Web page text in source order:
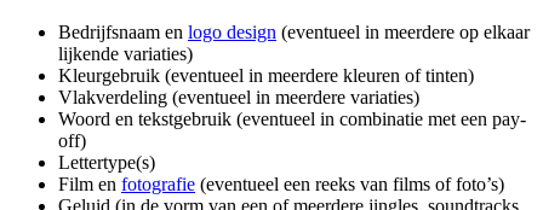
Bedrijfsnaam en logo design (eventueel in meerdere op elkaar
lijkende variaties)
Kleurgebruik (eventueel in meerdere kleuren of tinten)
Vlakverdeling (eventueel in meerdere variaties)
Woord en tekstgebruik (eventueel in combinatie met een pay-
off)
Lettertype(s)
Film en fotografie (eventueel een reeks van films of foto’s)